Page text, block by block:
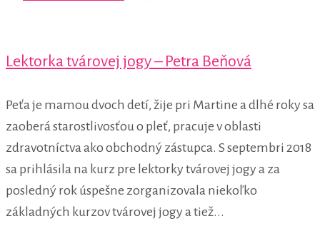
Lektorka tvárovej jogy – Petra Beňová
Peťa je mamou dvoch detí, žije pri Martine a dlhé roky sa
zaoberá starostlivosťou o pleť, pracuje v oblasti
zdravotníctva ako obchodný zástupca. S septembri 2018
sa prihlásila na kurz pre lektorky tvárovej jogy a za
posledný rok úspešne zorganizovala niekoľko
základných kurzov tvárovej jogy a tiež...